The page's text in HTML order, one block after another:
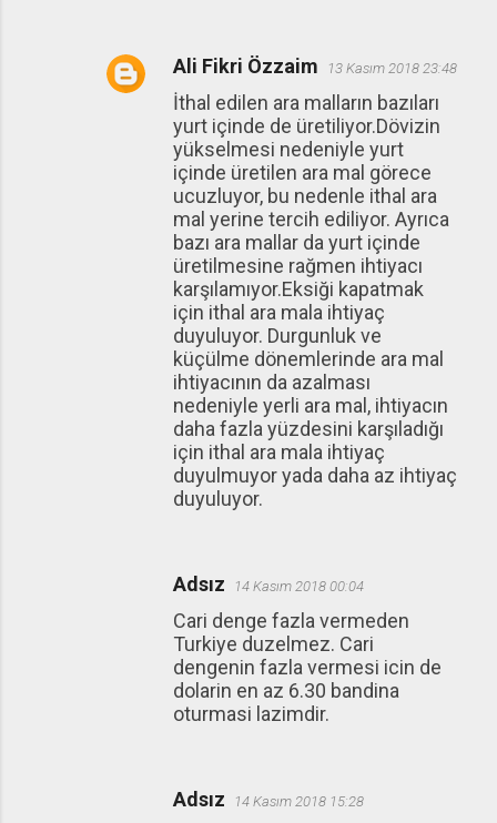
Ali Fikri Özzaim 13 Kasım 2018 23:48
İthal edilen ara malların bazıları
yurt içinde de üretiliyor.Dövizin
yükselmesi nedeniyle yurt
içinde üretilen ara mal görece
ucuzluyor, bu nedenle ithal ara
mal yerine tercih ediliyor. Ayrıca
bazı ara mallar da yurt içinde
üretilmesine rağmen ihtiyacı
karşılamıyor.Eksiği kapatmak
için ithal ara mala ihtiyaç
duyuluyor. Durgunluk ve
küçülme dönemlerinde ara mal
ihtiyacının da azalması
nedeniyle yerli ara mal, ihtiyacın
daha fazla yüzdesini karşıladığı
için ithal ara mala ihtiyaç
duyulmuyor yada daha az ihtiyaç
duyuluyor.
Adsız 14 Kasım 2018 00:04
Cari denge fazla vermeden
Turkiye duzelmez. Cari
dengenin fazla vermesi icin de
dolarin en az 6.30 bandina
oturmasi lazimdir.
Adsız 14 Kasım 2018 15:28